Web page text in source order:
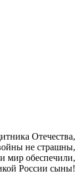
Отечества,
не страшны,
мир обеспечили,
России сыны!